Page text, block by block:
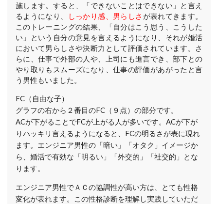
施します。すると、「できないことはできない」と言え
るようになり、
しっかり感、男らしさ が表れてきます。
このトレーニングの結果、「自分はこう思う、こうした
い」という自分の意見を言えるようになり、それが婚活
において男らしさや決断力として評価されています。さ
らに、仕事で外部の人や、上司にも進言でき、部下との
やり取りもスムーズになり、仕事の評価があがったと言
う男性もいました。
FC（自由な子）
グラフの右から２番目のFC（９点）の部分です。
ACが下がることでFCが上がる人が多いです。ACが下が
りハッキリ言えるようになると、FCの明るさが表に現れ
ます。エンジニア男性の「暗い」​「オタク」イメージか
ら、婚活で有効な「明るい」「外交的」「社交的」とな
ります。
エンジニア男性でＡＣの協調性が高い方は、とても性格
変化が表れます。この性格診断を理解し実践していただ